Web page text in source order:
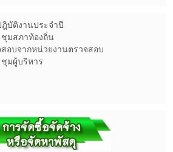
บัติงานประจำปี
ชุมสภาท้องถิ่น
อบจากหน่วยงานตรวจสอบ
ชุมผู้บริหาร